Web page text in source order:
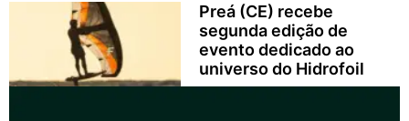
Preá (CE) recebe
segunda edição de
evento dedicado ao
universo do Hidrofoil